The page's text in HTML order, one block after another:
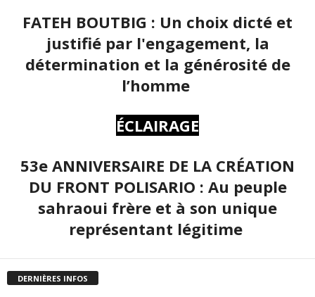
FATEH BOUTBIG : Un choix dicté et
justifié par l'engagement, la
détermination et la générosité de
l’homme
ÉCLAIRAGE
53e ANNIVERSAIRE DE LA CRÉATION
DU FRONT POLISARIO : Au peuple
sahraoui frère et à son unique
représentant légitime
DERNIÈRES INFOS